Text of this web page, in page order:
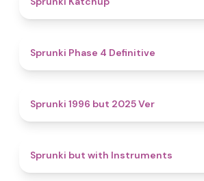
Sprunki Phase 4 Definitive
Sprunki 1996 but 2025 Ver
Sprunki but with Instruments